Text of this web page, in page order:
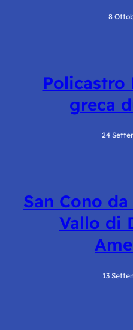
8
Policastro
greca
24
San Cono
Vallo di
13